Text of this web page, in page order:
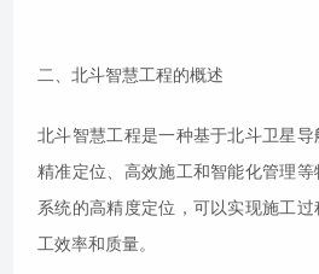
二、北斗智慧工程的概述
北斗智慧工程是一种基于北斗卫星
精准定位、高效施工和智能化管理
系统的高精度定位，可以实现施工
工效率和质量。